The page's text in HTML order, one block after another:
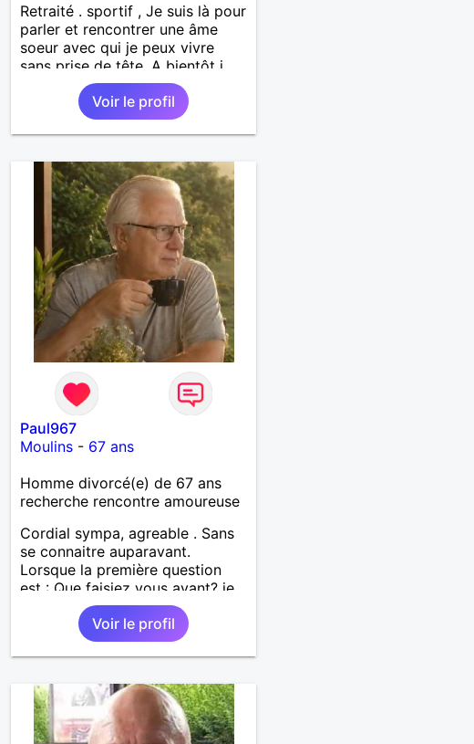
Retraité . sportif , Je suis là pour
parler et rencontrer une âme
soeur avec qui je peux vivre
sans prise de tête. A bientôt j
espère . Amicalement
Voir le profil
Paul967
Moulins - 67 ans
Homme divorcé(e) de 67 ans
recherche rencontre amoureuse
Cordial sympa, agreable . Sans
se connaitre auparavant.
Lorsque la première question
est : Que faisiez vous avant? je
ne donne pas suite. Je suis
vintage désolé , on commence
par bonjour .......... Un minimum
...... Je ne suis pas docteur ,
philantrope, mécène.
Voir le profil